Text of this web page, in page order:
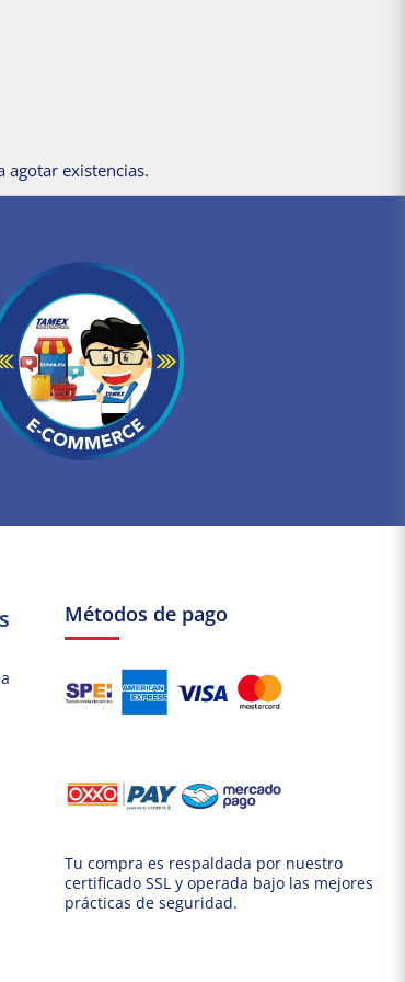
agotar existencias.
Métodos de pago
Tu compra es respaldada por nuestro
certificado SSL y operada bajo las mejores
prácticas de seguridad.